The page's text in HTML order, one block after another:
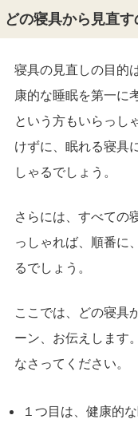
どの寝具から見直
寝具の見直しの目的
康的な睡眠を第一に
という方もいらっし
けずに、眠れる寝具
しゃるでしょう。
さらには、すべての
っしゃれば、順番に
るでしょう。
ここでは、どの寝具
ーン、お伝えします
なさってください。
１つ目は、健康的